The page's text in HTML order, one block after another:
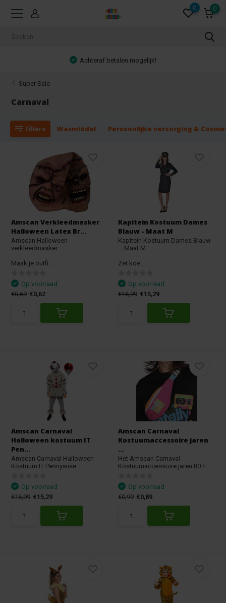
0 0
Achteraf betalen mogelijk!
Super Sale
Carnaval
Filters Wasmiddel Persoonlijke verzorging &
Amscan Verkleedmasker
Halloween Latex Br...
Amscan Halloween
verkleedmasker
Maak je outfi...
Op voorraad
€0,69 €0,62
Kapitein Kostuum Dames
Blauw - Maat M
Kapitein Kostuum Dames Blauw
– Maat M
Zet koe...
Op voorraad
€16,99 €15,29
Amscan Carnaval
Halloween kostuum IT
Pen...
Amscan Carnaval Halloween
Kostuum IT Pennywise –...
Op voorraad
€16,99 €15,29
Amscan Carnaval
Kostuumaccessoire jaren
...
Het Amscan Carnaval
Kostuumaccessoire jaren 80 h...
Op voorraad
€0,99 €0,89